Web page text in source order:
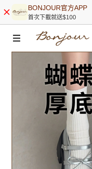
BONJOUR官方APP
首次下載就送$100